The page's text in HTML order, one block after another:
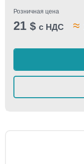
Розничная цена
21 $ с НДС ≈